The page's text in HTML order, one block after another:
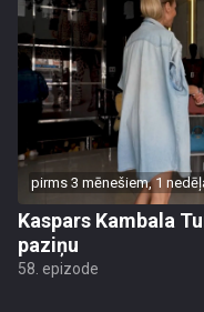
pirms 3 mēnešiem, 1
Kaspars Kambala
paziņu
58. epizode